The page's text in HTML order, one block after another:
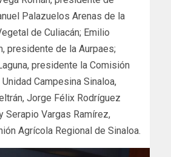
Palazuelos Arenas de la
de Culiacán; Emilio
presidente de la Aurpaes;
presidente la Comisión
Campesina Sinaloa,
Jorge Félix Rodríguez
Serapio Vargas Ramírez,
Agrícola Regional de Sinaloa.